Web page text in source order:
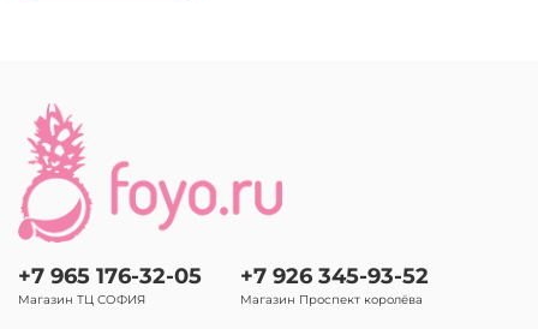
+7 965 176-32-05
Магазин ТЦ СОФИЯ
+7 926 345-93-52
Магазин Проспект королёва